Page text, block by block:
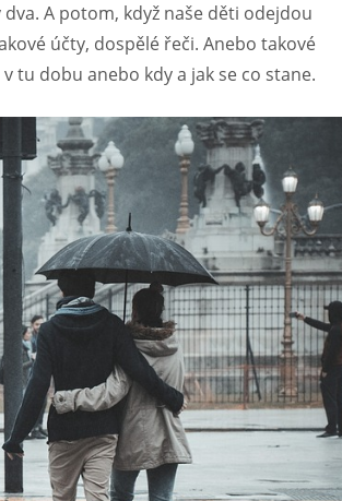
A potom, když naše děti odejdou
účty, dospělé řeči. Anebo takové
tu dobu anebo kdy a jak se co stane.